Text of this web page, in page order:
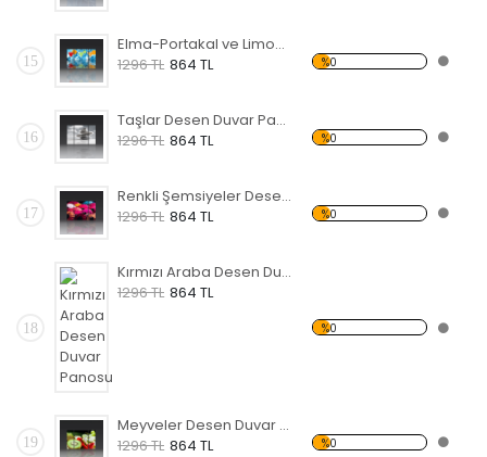
15
Elma-Portakal ve Limon Forex Tablo
1296 TL 864 TL %0
16
Taşlar Desen Duvar Panosu
1296 TL 864 TL %0
17
Renkli Şemsiyeler Desen Duvar Panosu
1296 TL 864 TL %0
18
Kırmızı Araba Desen Duvar Panosu
1296 TL 864 TL
%0
19
Meyveler Desen Duvar Panosu
1296 TL 864 TL %0